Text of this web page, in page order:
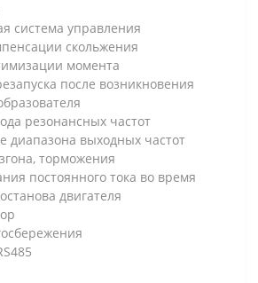
система управления
скольжения
момента
после возникновения
резонансных частот
диапазона выходных частот
торможения
постоянного тока во время
двигателя